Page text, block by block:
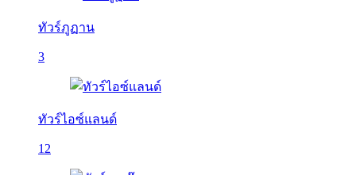
ทัวร์ภูฏาน
3
ทัวร์ไอซ์แลนด์
12